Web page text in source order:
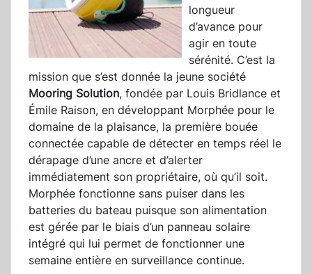
longueur
d’avance pour
agir en toute
sérénité. C’est la
mission que s’est donnée la jeune société
Mooring Solution, fondée par Louis Bridlance et
Émile Raison, en développant Morphée pour le
domaine de la plaisance, la première bouée
connectée capable de détecter en temps réel le
dérapage d’une ancre et d’alerter
immédiatement son propriétaire, où qu’il soit.
Morphée fonctionne sans puiser dans les
batteries du bateau puisque son alimentation
est gérée par le biais d’un panneau solaire
intégré qui lui permet de fonctionner une
semaine entière en surveillance continue.